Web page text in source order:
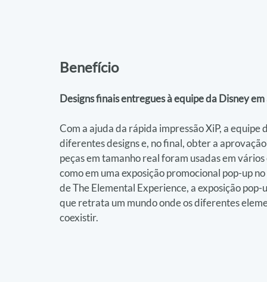
Benefício
Designs finais entregues à equipe da Disney em
Com a ajuda da rápida impressão XiP, a
diferentes designs e, no final, obter a
peças em tamanho real foram usadas em
como em uma exposição promocional pop-up
de The Elemental Experience, a exposição
que retrata um mundo onde os diferentes
coexistir.